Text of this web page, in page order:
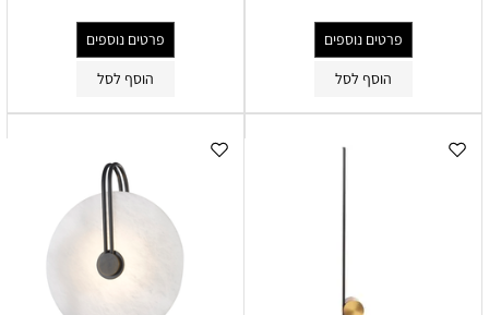
פרטים נוספים
הוסף לסל
פרטים נוספים
הוסף לסל